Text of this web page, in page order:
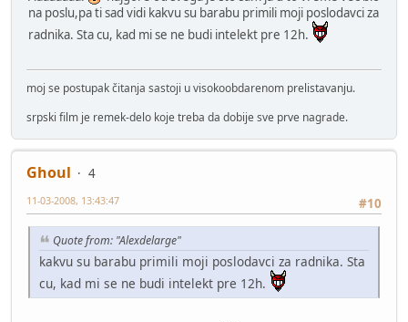
na poslu,pa ti sad vidi kakvu su barabu primili moji poslodavci za
radnika. Sta cu, kad mi se ne budi intelekt pre 12h.
moj se postupak čitanja sastoji u visokoobdarenom prelistavanju.
srpski film je remek-delo koje treba da dobije sve prve nagrade.
Ghoul
4
#10
11-03-2008, 13:43:47
Quote from: "Alexdelarge"
kakvu su barabu primili moji poslodavci za radnika. Sta
cu, kad mi se ne budi intelekt pre 12h.